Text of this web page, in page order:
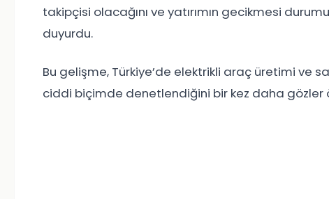
takipçisi olacağını ve yatırımın gecikmesi
duyurdu.
Bu gelişme, Türkiye’de elektrikli araç üretimi ve
ciddi biçimde denetlendiğini bir kez daha gözler